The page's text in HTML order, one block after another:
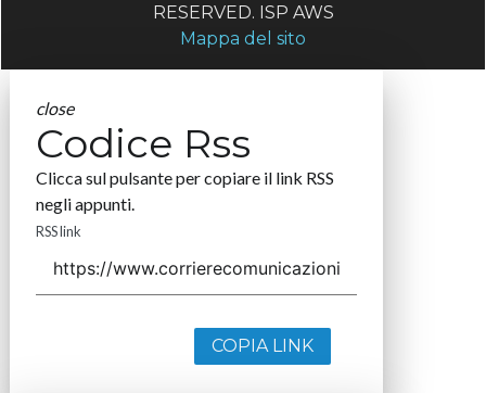
RESERVED. ISP AWS
Mappa del sito
close
Codice Rss
Clicca sul pulsante per copiare il link RSS
negli appunti.
RSS link
COPIA LINK